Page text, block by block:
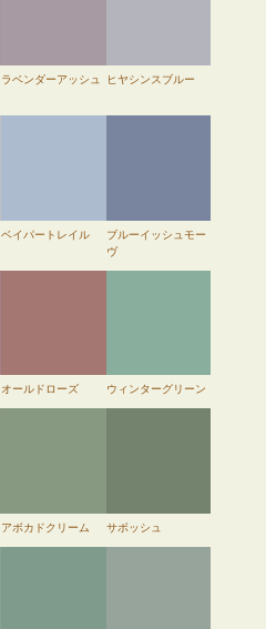
ラベンダーアッシュ ヒヤシンスブルー
ベイパートレイル
ブルーイッシュモー
ヴ
オールドローズ ウィンターグリーン
アボカドクリーム サボッシュ